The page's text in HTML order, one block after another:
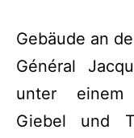
Gebäude an
Général
unter einem
Giebel und